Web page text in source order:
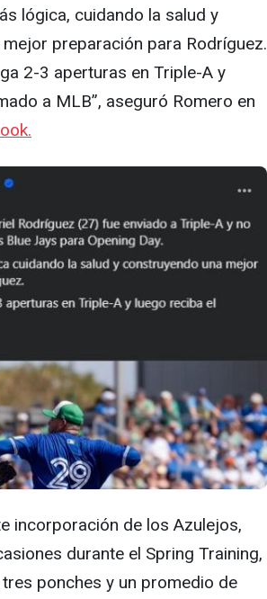
lógica, cuidando la salud y
preparación para Rodríguez.
2-3 aperturas en Triple-A y
a MLB”, aseguró Romero en
incorporación de los Azulejos,
durante el Spring Training,
ponches y un promedio de